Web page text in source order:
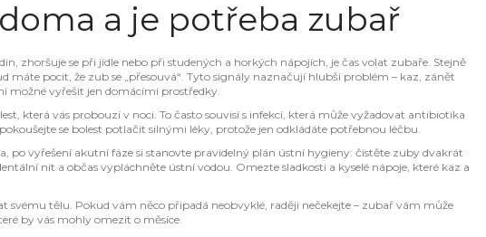
a je potřeba zubař
zhoršuje se při jídle nebo při studených a horkých nápojích, je čas volat zubaře. Stejně
máte pocit, že zub se „přesouvá“. Tyto signály naznačují hlubší problém – kaz, zánět
možné vyřešit jen domácími prostředky.
která vás probouzí v noci. To často souvisí s infekcí, která může vyžadovat antibiotika
se bolest potlačit silnými léky, protože jen odkládáte potřebnou léčbu.
po vyřešení akutní fáze si stanovte pravidelný plán ústní hygieny: čistěte zuby dvakrát
nit a občas vypláchněte ústní vodou. Omezte sladkosti a kyselé nápoje, které kaz a
svému tělu. Pokud vám něco připadá neobvyklé, raději nečekejte – zubař vám může
by vás mohly omezit o měsíce.